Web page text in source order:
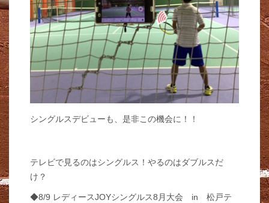
シングルスデビューも、是非この機会に！！
テレビで見るのはシングルス！やるのはダブルスだ
け？
◆8/9 レディースJOYシングルス8月大会 in 松戸テ